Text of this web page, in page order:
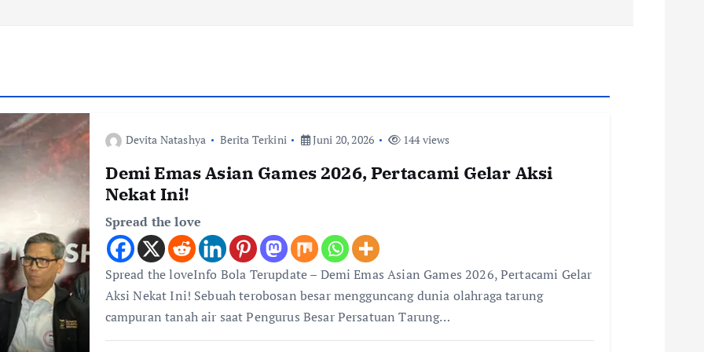
Devita Natashya Berita Terkini Juni 20, 2026 144 views
Demi Emas Asian Games 2026, Pertacami Gelar Aksi
Nekat Ini!
Spread the love
Spread the loveInfo Bola Terupdate – Demi Emas Asian Games 2026, Pertacami Gelar
Aksi Nekat Ini! Sebuah terobosan besar mengguncang dunia olahraga tarung
campuran tanah air saat Pengurus Besar Persatuan Tarung…